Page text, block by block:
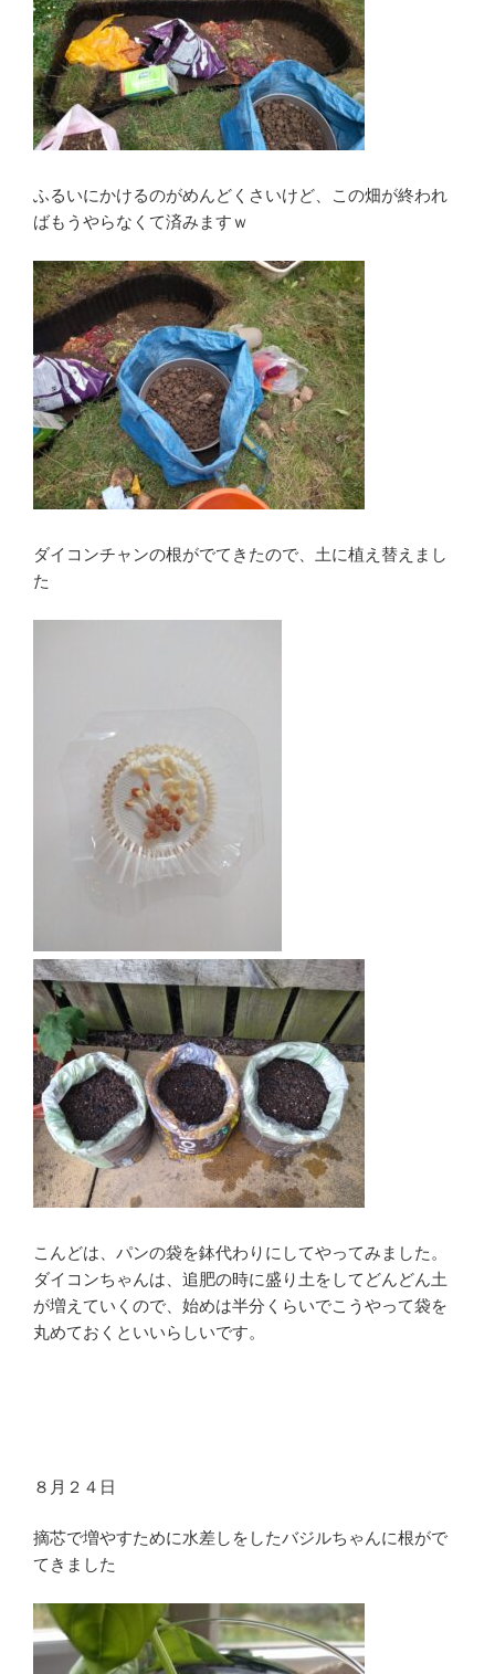
ふるいにかけるのがめんどくさいけど、この畑が終われ
ばもうやらなくて済みますｗ
ダイコンチャンの根がでてきたので、土に植え替えまし
た
こんどは、パンの袋を鉢代わりにしてやってみました。
ダイコンちゃんは、追肥の時に盛り土をしてどんどん土
が増えていくので、始めは半分くらいでこうやって袋を
丸めておくといいらしいです。
８月２４日
摘芯で増やすために水差しをしたバジルちゃんに根がで
てきました